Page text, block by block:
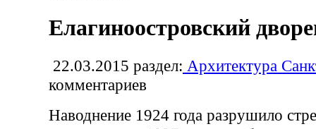
Елагиноостровский
22.03.2015 раздел: Архитектура
комментариев
Наводнение 1924 года разрушило